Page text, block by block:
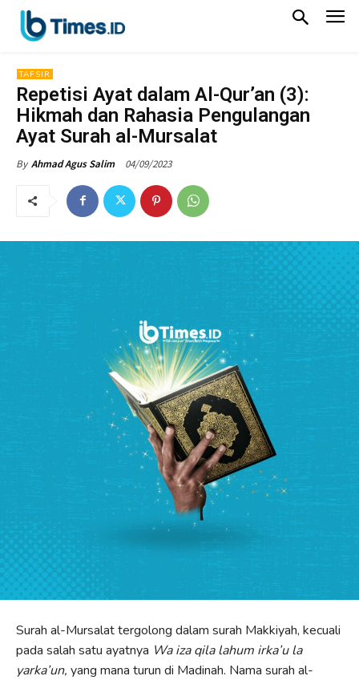
TAFSIR
Repetisi Ayat dalam Al-Qur’an (3):
Hikmah dan Rahasia Pengulangan
Ayat Surah al-Mursalat
By Ahmad Agus Salim 04/09/2023
Surah al-Mursalat tergolong dalam surah Makkiyah, kecuali
pada salah satu ayatnya Wa iza qila lahum irka’u la
yarka’un, yang mana turun di Madinah. Nama surah al-